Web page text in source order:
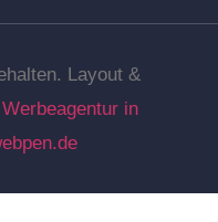
Layout &
Werbeagentur in